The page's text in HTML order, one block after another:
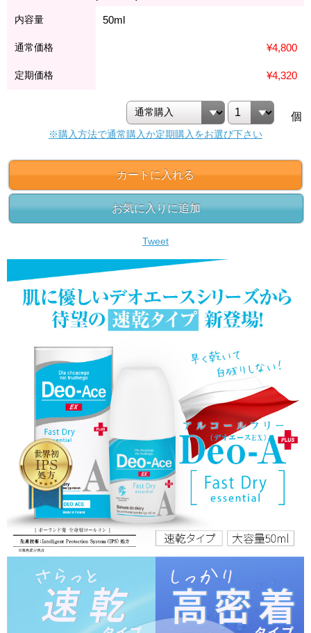
内容量 50ml
通常価格 ¥4,800
定期価格 ¥4,320
個
※購入方法で通常購入か定期購入をお選び下さい
カートに入れる
お気に入りに追加
Tweet